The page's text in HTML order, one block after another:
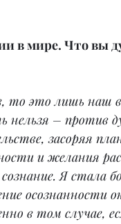
в мире. Что вы
то это лишь наш
– против
засоряя
и желания
Я стала
осознанности
в том случае,